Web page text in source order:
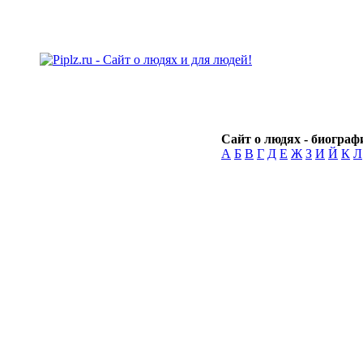
Сайт о людях -
А Б В Г Д Е Ж З И Й К Л